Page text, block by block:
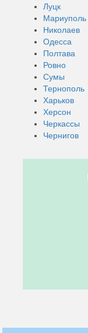
Луцк
Мариуполь
Николаев
Одесса
Полтава
Ровно
Сумы
Тернополь
Харьков
Херсон
Черкассы
Чернигов